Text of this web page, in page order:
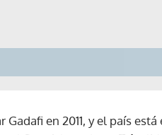
en 2011, y el país